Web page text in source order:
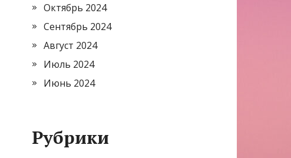
Октябрь 2024
Сентябрь 2024
Август 2024
Июль 2024
Июнь 2024
Рубрики